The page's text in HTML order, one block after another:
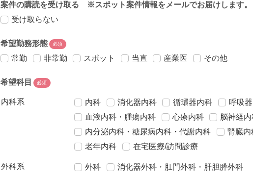
案件の購読を受け取る ※スポット案件情報をメールでお届けします。
受け取らない
希望勤務形態 必須
常勤 非常勤 スポット 当直 産業医 その他
希望科目 必須
内科系 内科 消化器内科 循環器内科
呼吸
血液内科・腫瘍内科
心療内科
脳神経
内分泌内科・糖尿病内科・代謝内科
腎臓内
老年内科
在宅医療/訪問診療
外科系 外科
消化器外科・肛門外科・肝胆膵外科